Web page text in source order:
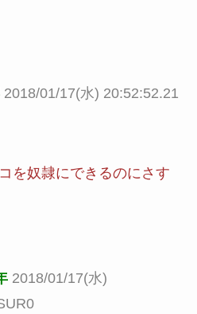
2018/01/17(水) 20:52:52.21
を奴隷にできるのにさす
2018/01/17(水)